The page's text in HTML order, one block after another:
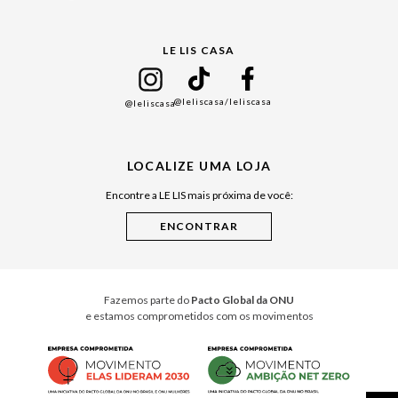
Cuidados Casa
LE LIS CASA
@leliscasa@leliscasa/leliscasa
LOCALIZE UMA LOJA
Encontre a LE LIS mais próxima de você:
Fazemos parte do Pacto Global da ONU
e estamos comprometidos com os movimentos